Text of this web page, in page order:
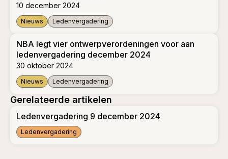
10 december 2024
Nieuws Ledenvergadering
NBA legt vier ontwerpverordeningen voor aan
ledenvergadering december 2024
30 oktober 2024
Nieuws Ledenvergadering
Gerelateerde artikelen
Ledenvergadering 9 december 2024
Ledenvergadering